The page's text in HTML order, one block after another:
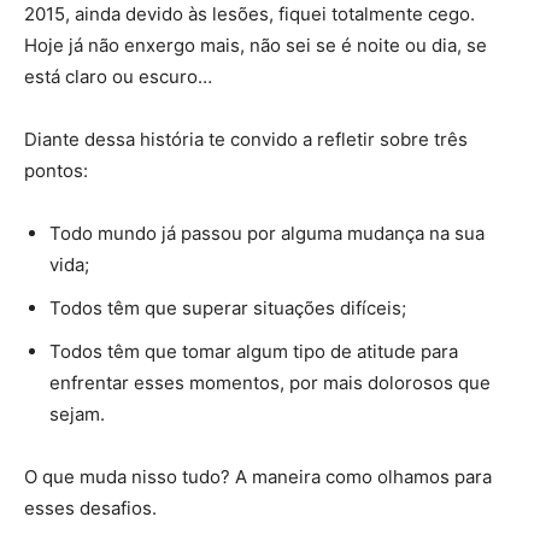
2015, ainda devido às lesões, fiquei totalmente cego.
Hoje já não enxergo mais, não sei se é noite ou dia, se
está claro ou escuro…
Diante dessa história te convido a refletir sobre três
pontos:
Todo mundo já passou por alguma mudança na sua
vida;
Todos têm que superar situações difíceis;
Todos têm que tomar algum tipo de atitude para
enfrentar esses momentos, por mais dolorosos que
sejam.
O que muda nisso tudo? A maneira como olhamos para
esses desafios.